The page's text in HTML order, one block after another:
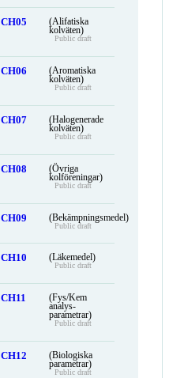
CH05
(Alifatiska
kolväten)
Public draft
CH06
(Aromatiska
kolväten)
Public draft
CH07
(Halogenerade
kolväten)
Public draft
CH08
(Övriga
kolföreningar)
Public draft
CH09 (Bekämpningsmedel)
Public draft
CH10 (Läkemedel)
Public draft
CH11
(Fys/Kem
analys-
parametrar)
Public draft
CH12
(Biologiska
parametrar)
Public draft